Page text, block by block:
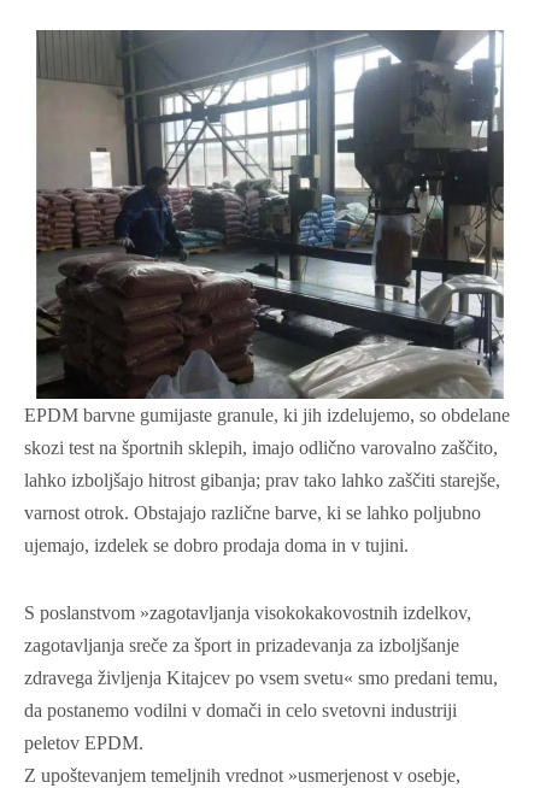
EPDM barvne gumijaste granule, ki jih izdelujemo, so obdelane
skozi test na športnih sklepih, imajo odlično varovalno zaščito,
lahko izboljšajo hitrost gibanja; prav tako lahko zaščiti starejše,
varnost otrok. Obstajajo različne barve, ki se lahko poljubno
ujemajo, izdelek se dobro prodaja doma in v tujini.
S poslanstvom »zagotavljanja visokokakovostnih izdelkov,
zagotavljanja sreče za šport in prizadevanja za izboljšanje
zdravega življenja Kitajcev po vsem svetu« smo predani temu,
da postanemo vodilni v domači in celo svetovni industriji
peletov EPDM.
Z upoštevanjem temeljnih vrednot »usmerjenost v osebje,